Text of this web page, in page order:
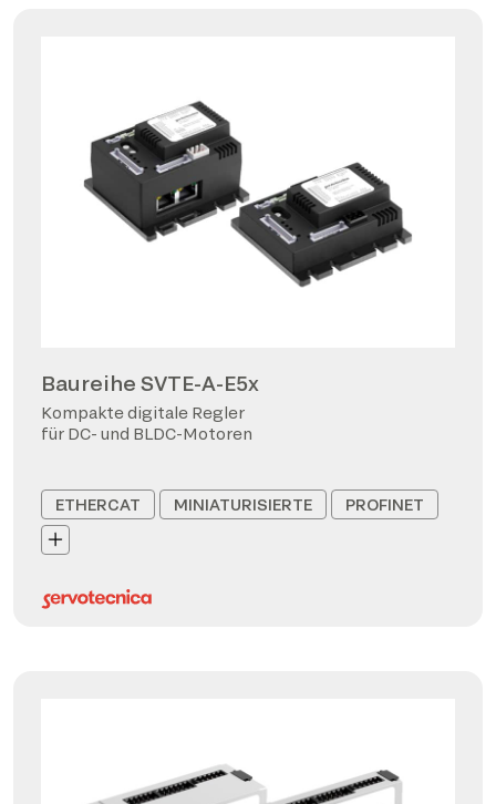
Baureihe SVTE-A-E5x
Kompakte digitale Regler
für DC- und BLDC-Motoren
ETHERCAT MINIATURISIERTE PROFINET